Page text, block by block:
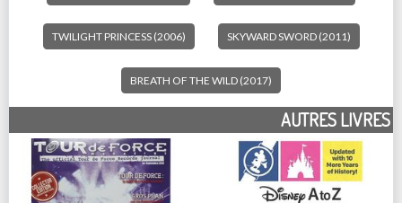
TWILIGHT PRINCESS (2006) SKYWARD SWORD (2011)
BREATH OF THE WILD (2017)
AUTRES LIVRES